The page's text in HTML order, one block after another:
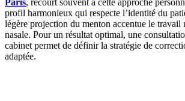
Paris, recourt souvent à cette approche
profil harmonieux qui respecte l’identité du
légère projection du menton accentue le travail
nasale. Pour un résultat optimal, une
cabinet permet de définir la stratégie de
adaptée.